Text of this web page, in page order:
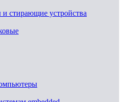
стирающие устройства